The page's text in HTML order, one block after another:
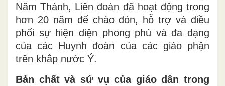
Năm Thánh, Liên đoàn đã hoạt động trong
hơn 20 năm để chào đón, hỗ trợ và điều
phối sự hiện diện phong phú và đa dạng
của các Huynh đoàn của các giáo phận
trên khắp nước Ý.
Bản chất và sứ vụ của giáo dân trong